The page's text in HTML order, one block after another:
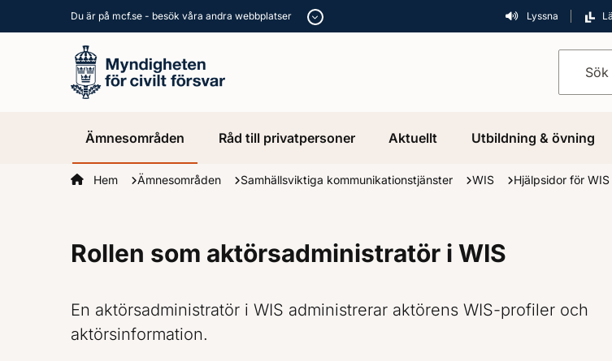
Du är på mcf.se - besök våra andra webbplatser Lyssna
Ämnesområden Råd till privatpersoner Aktuellt Utbildning & övning
Startsidan
Hem Ämnesområden Samhällsviktiga kommunikationstjänster WIS Hjälpsidor för WIS
Rollen som aktörsadministratör i WIS
En aktörsadministratör i WIS administrerar aktörens WIS-profiler och
aktörsinformation.